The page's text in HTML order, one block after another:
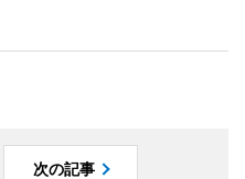
次の記事